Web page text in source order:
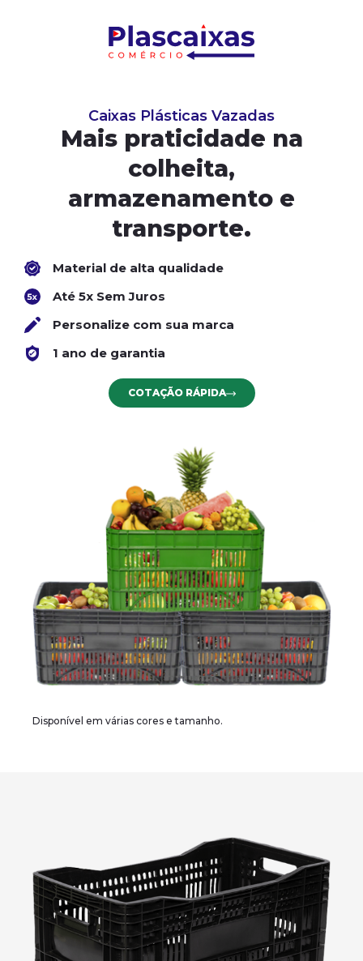
Caixas Plásticas Vazadas
Mais praticidade na
colheita,
armazenamento e
transporte.
Material de alta qualidade
Até 5x Sem Juros
Personalize com sua marca
1 ano de garantia
COTAÇÃO RÁPIDA
Disponível em várias cores e tamanho.